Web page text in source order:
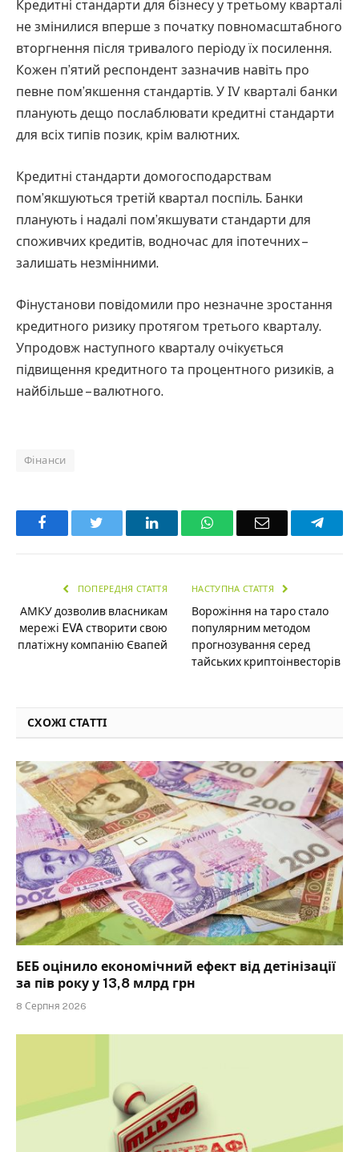
Кредитні стандарти для бізнесу у третьому кварталі
не змінилися вперше з початку повномасштабного
вторгнення після тривалого періоду їх посилення.
Кожен п’ятий респондент зазначив навіть про
певне пом’якшення стандартів. У ІV кварталі банки
планують дещо послаблювати кредитні стандарти
для всіх типів позик, крім валютних.
Кредитні стандарти домогосподарствам
пом’якшуються третій квартал поспіль. Банки
планують і надалі пом’якшувати стандарти для
споживчих кредитів, водночас для іпотечних –
залишать незмінними.
Фінустанови повідомили про незначне зростання
кредитного ризику протягом третього кварталу.
Упродовж наступного кварталу очікується
підвищення кредитного та процентного ризиків, а
найбільше – валютного.
Фінанси
Facebook LinkedInWhatsAppEmail
ПОПЕРЕДНЯ СТАТТЯ
АМКУ дозволив власникам
мережі EVA створити свою
платіжну компанію Євапей
НАСТУПНА СТАТТЯ
Ворожіння на таро стало
популярним методом
прогнозування серед
тайських криптоінвесторів
СХОЖІ СТАТТІ
БЕБ оцінило економічний ефект від детінізації
за пів року у 13,8 млрд грн
8 Серпня 2026